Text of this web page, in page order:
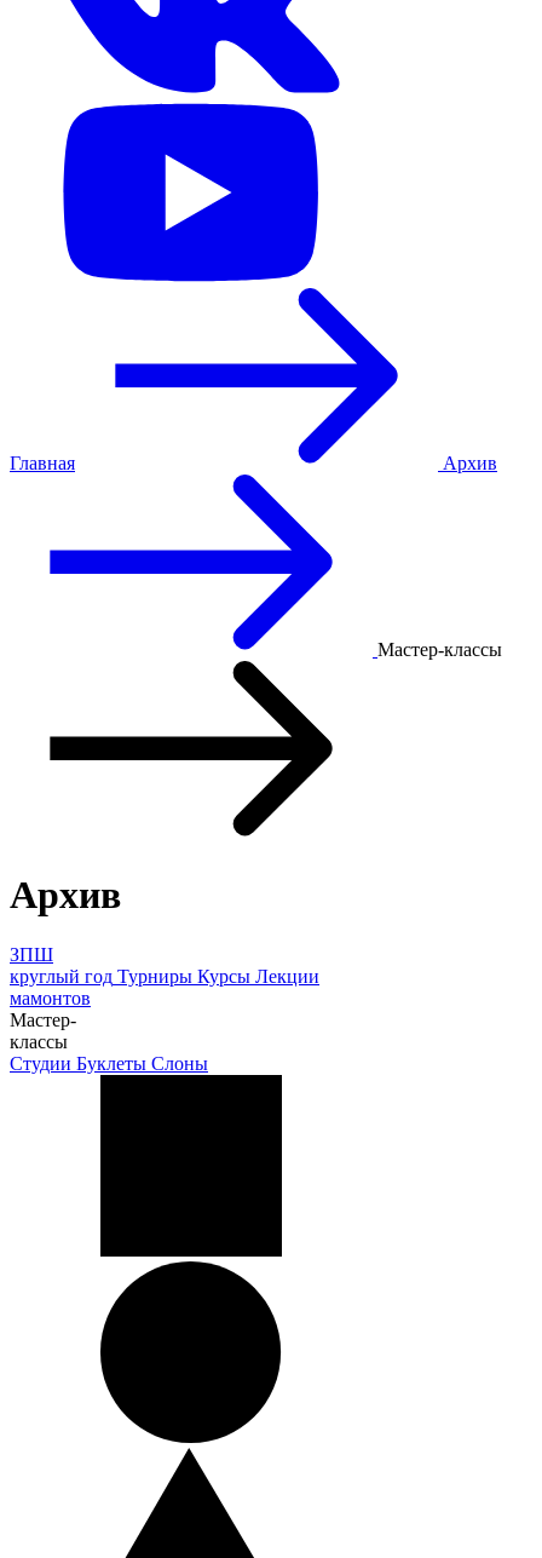
Главная Архив
Мастер-классы
Архив
ЗПШ
круглый год Турниры Курсы Лекции
мамонтов
Мастер-
классы
Студии Буклеты Слоны